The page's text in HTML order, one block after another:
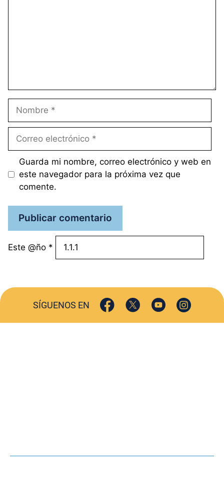
electrónico
Guarda mi nombre, correo electrónico y web en
este navegador para la próxima vez que
comente.
Este @ño *
SÍGUENOS EN